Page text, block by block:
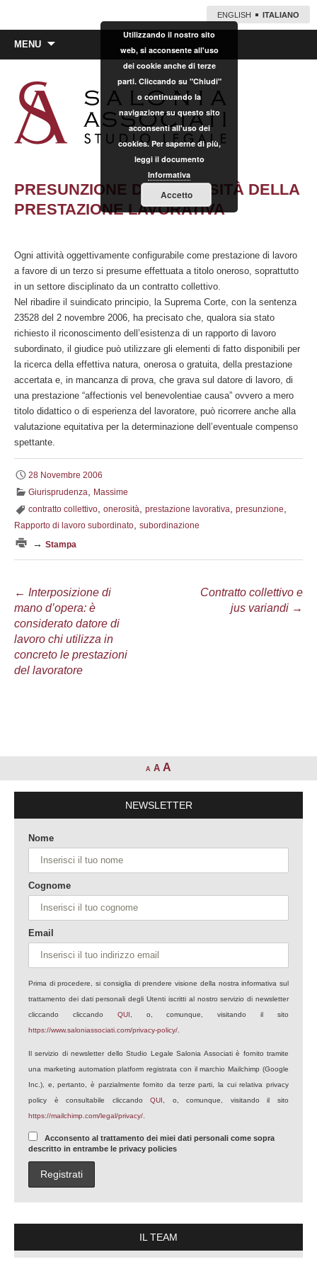
ENGLISH ITALIANO
MENU
PRESUNZIONE DI ONEROSITÀ DELLA
PRESTAZIONE LAVORATIVA
Ogni attività oggettivamente configurabile come prestazione di lavoro
a favore di un terzo si presume effettuata a titolo oneroso, soprattutto
in un settore disciplinato da un contratto collettivo.
Nel ribadire il suindicato principio, la Suprema Corte, con la sentenza
23528 del 2 novembre 2006, ha precisato che, qualora sia stato
richiesto il riconoscimento dell’esistenza di un rapporto di lavoro
subordinato, il giudice può utilizzare gli elementi di fatto disponibili per
la ricerca della effettiva natura, onerosa o gratuita, della prestazione
accertata e, in mancanza di prova, che grava sul datore di lavoro, di
una prestazione “affectionis vel benevolentiae causa” ovvero a mero
titolo didattico o di esperienza del lavoratore, può ricorrere anche alla
valutazione equitativa per la determinazione dell’eventuale compenso
spettante.
28 Novembre 2006
Giurisprudenza
Massime
contratto collettivo onerosità prestazione lavorativa presunzione
Rapporto di lavoro subordinato subordinazione
→ Stampa
Navigazione
articolo
← Interposizione di
mano d’opera: è
considerato datore di
lavoro chi utilizza in
concreto le prestazioni
del lavoratore
Contratto collettivo e
jus variandi →
A A A
NEWSLETTER
Nome
Cognome
Email
Prima di procedere, si consiglia di prendere visione della nostra informativa sul
trattamento dei dati personali degli Utenti iscritti al nostro servizio di newsletter
cliccando cliccando QUI , o, comunque, visitando il sito
https://www.saloniassociati.com/privacy-policy/
Il servizio di newsletter dello Studio Legale Salonia Associati è fornito tramite
una marketing automation platform registrata con il marchio Mailchimp (Google
Inc.), e, pertanto, è parzialmente fornito da terze parti, la cui relativa privacy
policy è consultabile cliccandoQUI
, o, comunque, visitando il sito
https://mailchimp.com/legal/privacy/
Acconsento al trattamento dei miei dati personali come sopra
descritto in entrambe le privacy policies
IL TEAM
Utilizzando il nostro sito
web, si acconsente all'uso
dei cookie anche di terze
parti. Cliccando su "Chiudi"
o continuando la
navigazione su questo sito
acconsenti all'uso dei
cookies. Per saperne di più,
leggi il documento
Informativa
Accetto